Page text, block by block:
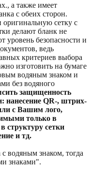
а также имеет
с обеих сторон.
сетку с
делают бланк не
безопасности и
ведь
критериев выбора
изготовить на бумаге
водяным знаком и
без водяного
защищенность
нанесение QR-, штрих-
с Вашим лого,
только в
структуру сетки
и тд.
водяным знаком, тогда
знаками".